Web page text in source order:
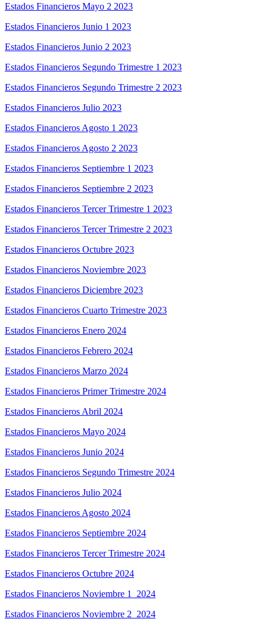
Estados Financieros Mayo 2 2023
Estados Financieros Junio 1 2023
Estados Financieros Junio 2 2023
Estados Financieros Segundo Trimestre 1 2023
Estados Financieros Segundo Trimestre 2 2023
Estados Financieros Julio 2023
Estados Financieros Agosto 1 2023
Estados Financieros Agosto 2 2023
Estados Financieros Septiembre 1 2023
Estados Financieros Septiembre 2 2023
Estados Financieros Tercer Trimestre 1 2023
Estados Financieros Tercer Trimestre 2 2023
Estados Financieros Octubre 2023
Estados Financieros Noviembre 2023
Estados Financieros Diciembre 2023
Estados Financieros Cuarto Trimestre 2023
Estados Financieros Enero 2024
Estados Financieros Febrero 2024
Estados Financieros Marzo 2024
Estados Financieros Primer Trimestre 2024
Estados Financieros Abril 2024
Estados Financieros Mayo 2024
Estados Financieros Junio 2024
Estados Financieros Segundo Trimestre 2024
Estados Financieros Julio 2024
Estados Financieros Agosto 2024
Estados Financieros Septiembre 2024
Estados Financieros Tercer Trimestre 2024
Estados Financieros Octubre 2024
Estados Financieros Noviembre 1_2024
Estados Financieros Noviembre 2_2024